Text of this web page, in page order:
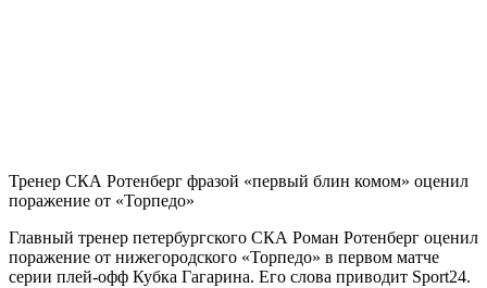
Тренер СКА Ротенберг фразой «первый блин комом» оценил
поражение от «Торпедо»
Главный тренер петербургского СКА Роман Ротенберг оценил
поражение от нижегородского «Торпедо» в первом матче
серии плей-офф Кубка Гагарина. Его слова приводит Sport24.